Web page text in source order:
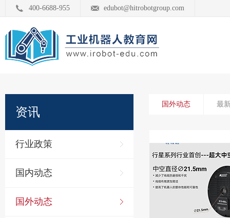
400-6688-955 edubot@hitrobotgroup.com
资讯
行业政策
国内动态
国外动态
国外动态 最